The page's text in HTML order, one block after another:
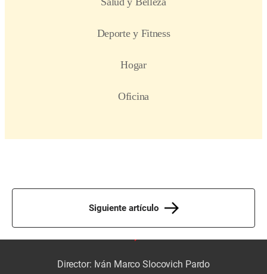
Siguiente artículo
Director: Iván Marco Slocovich Pardo